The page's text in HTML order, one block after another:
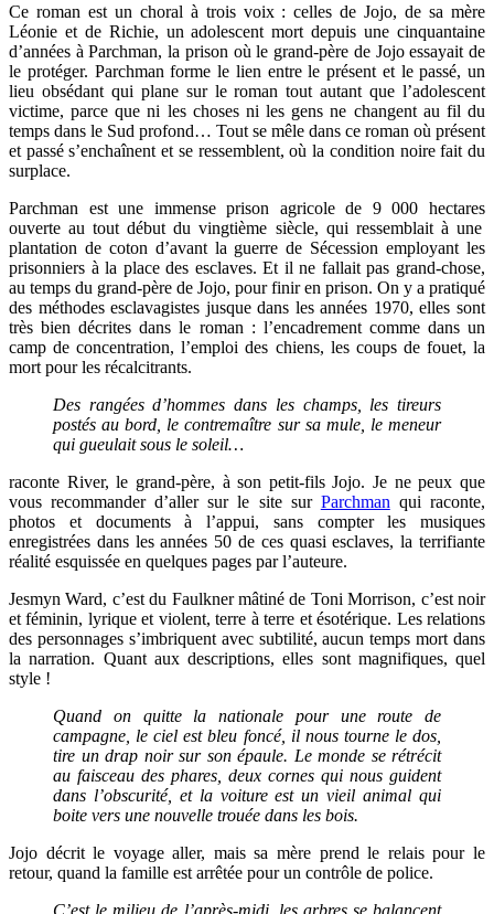
Ce roman est un choral à trois voix : celles de Jojo, de sa mère
Léonie et de Richie, un adolescent mort depuis une cinquantaine
d’années à Parchman, la prison où le grand-père de Jojo essayait de
le protéger. Parchman forme le lien entre le présent et le passé, un
lieu obsédant qui plane sur le roman tout autant que l’adolescent
victime, parce que ni les choses ni les gens ne changent au fil du
temps dans le Sud profond… Tout se mêle dans ce roman où présent
et passé s’enchaînent et se ressemblent, où la condition noire fait du
surplace.
Parchman est une immense prison agricolede 9 000 hectares
ouverteau tout début du vingtième siècle, qui ressemblait à une
plantation de coton d’avant la guerre de Sécession employant les
prisonniers à la place des esclaves.Et il ne fallait pas grand-chose,
au temps du grand-père de Jojo, pour finir en prison. On y a pratiqué
des méthodes esclavagistes jusque dans les années 1970, elles sont
très bien décrites dans le roman : l’encadrement comme dans un
camp de concentration, l’emploi des chiens, les coups de fouet, la
mort pour les récalcitrants.
Des rangées d’hommes dans les champs, les tireurs
postés au bord, le contremaître sur sa mule, le meneur
qui gueulait sous le soleil…
raconte River, le grand-père, à son petit-fils Jojo. Je ne peux que
vous recommander d’aller sur le site sur Parchman qui raconte,
photos et documents à l’appui, sans compter les musiques
enregistrées dans les années 50 de ces quasi esclaves, la terrifiante
réalité esquissée en quelques pages par l’auteure.
Jesmyn Ward, c’est du Faulkner mâtiné de Toni Morrison, c’est noir
et féminin, lyrique et violent, terre à terre et ésotérique. Les relations
des personnages s’imbriquent avec subtilité, aucun temps mort dans
la narration. Quant aux descriptions, elles sont magnifiques, quel
style !
Quand on quitte la nationale pour une route de
campagne, le ciel est bleu foncé, il nous tourne le dos,
tire un drap noir sur son épaule. Le monde se rétrécit
au faisceau des phares, deux cornes qui nous guident
dans l’obscurité, et la voiture est un vieil animal qui
boite vers une nouvelle trouée dans les bois.
Jojo décrit le voyage aller, mais sa mère prend le relais pour le
retour, quand la famille est arrêtée pour un contrôle de police.
C’est le milieu de l’après-midi, les arbres se balancent